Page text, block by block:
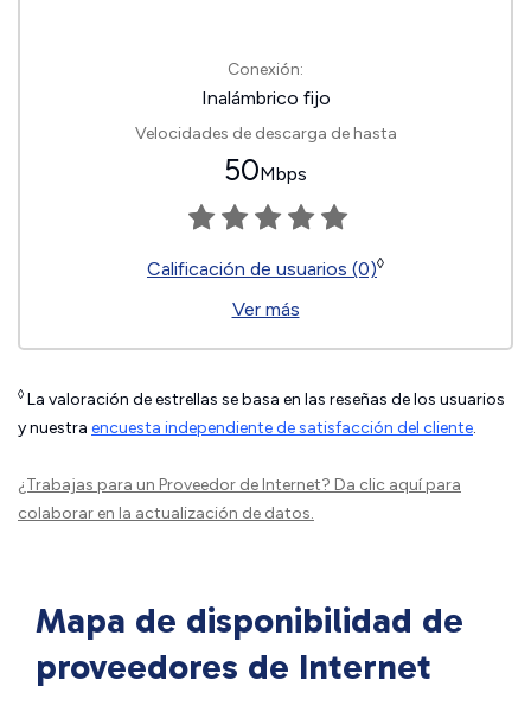
Conexión:
Inalámbrico fijo
Velocidades de descarga de hasta
50Mbps
Calificación de usuarios (0)◊
Ver más
◊ La valoración de estrellas se basa en las reseñas de los usuarios
y nuestra encuesta independiente de satisfacción del cliente.
¿Trabajas para un Proveedor de Internet? Da clic aquípara
colaborar en la actualización de datos.
Mapa de disponibilidad de
proveedores de Internet